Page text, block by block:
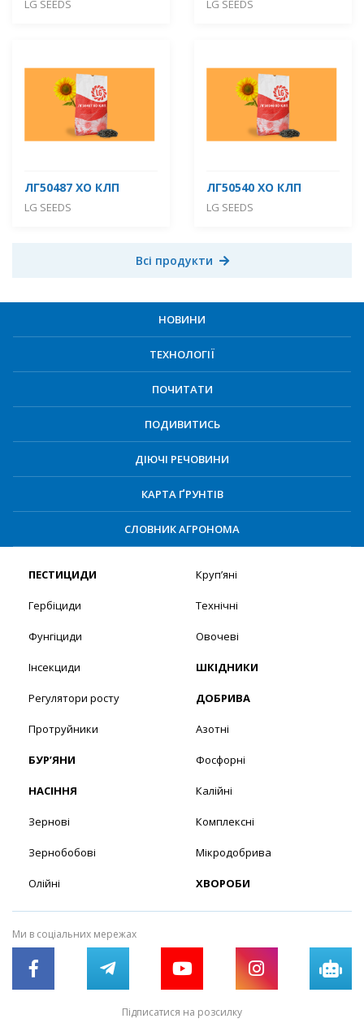
LG SEEDS LG SEEDS
ЛГ50487 ХО КЛП
LG SEEDS
ЛГ50540 ХО КЛП
LG SEEDS
Всі продукти
НОВИНИ
ТЕХНОЛОГІЇ
ПОЧИТАТИ
ПОДИВИТИСЬ
ДІЮЧІ РЕЧОВИНИ
КАРТА ҐРУНТІВ
СЛОВНИК АГРОНОМА
ПЕСТИЦИДИ
Гербіциди
Фунгіциди
Інсекциди
Регулятори росту
Протруйники
БУР’ЯНИ
НАСІННЯ
Зернові
Зернобобові
Олійні
Круп’яні
Технічні
Овочеві
ШКІДНИКИ
ДОБРИВА
Азотні
Фосфорні
Калійні
Комплексні
Мікродобрива
ХВОРОБИ
Ми в соціальних мережах
Підписатися на розсилку